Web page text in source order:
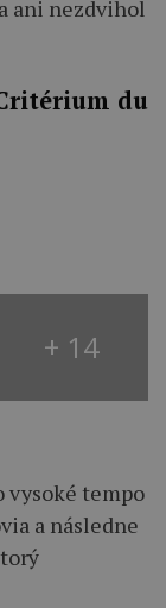
ani nezdvihol
du
+ 14
vysoké tempo
a následne